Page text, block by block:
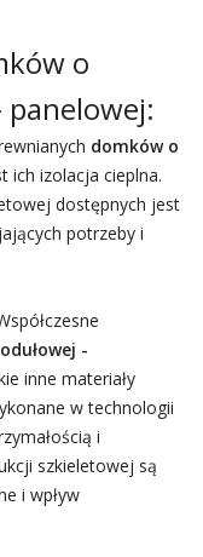
o
domków o
ich izolacja cieplna.
dostępnych jest
potrzeby i
-
inne materiały
w technologii
i
szkieletowej są
i wpływ